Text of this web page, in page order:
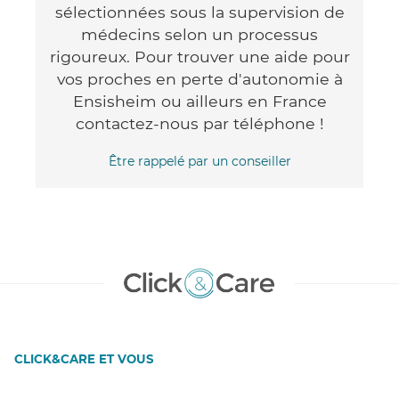
sélectionnées sous la supervision de
médecins selon un processus
rigoureux. Pour trouver une aide pour
vos proches en perte d'autonomie à
Ensisheim ou ailleurs en France
contactez-nous par téléphone !
Être rappelé par un conseiller
CLICK&CARE ET VOUS